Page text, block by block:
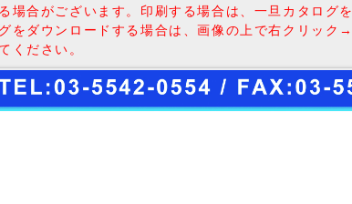
場合がございます。印刷する場合は、一旦カタログ
をダウンロードする場合は、画像の上で右クリック
ください。